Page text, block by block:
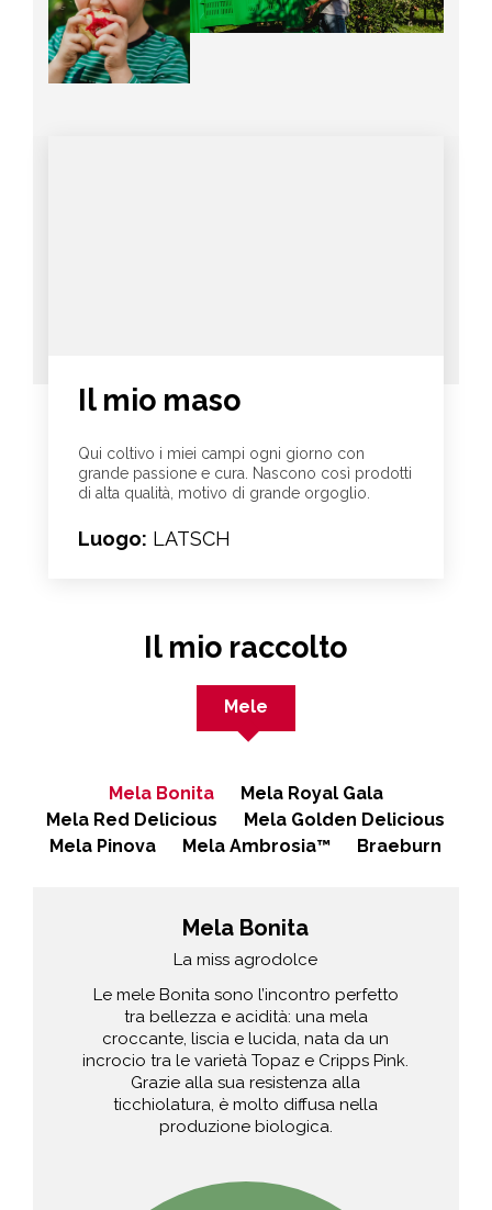
Il mio maso
Qui coltivo i miei campi ogni giorno con
grande passione e cura. Nascono così prodotti
di alta qualità, motivo di grande orgoglio.
Luogo: LATSCH
Il mio raccolto
Mela Bonita
La miss agrodolce
Le mele Bonita sono l’incontro perfetto
tra bellezza e acidità: una mela
croccante, liscia e lucida, nata da un
incrocio tra le varietà Topaz e Cripps Pink.
Grazie alla sua resistenza alla
ticchiolatura, è molto diffusa nella
produzione biologica.
Mela Bonita
Mela Royal Gala
Mela Red Delicious
Mela Golden Delicious
Mela Pinova
​Mela Ambrosia™ Braeburn
Mele